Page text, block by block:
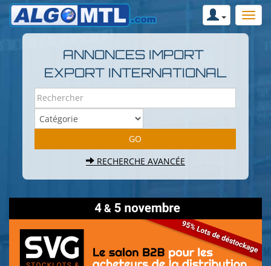
ANNONCES IMPORT
EXPORT INTERNATIONAL
RECHERCHE AVANCÉE